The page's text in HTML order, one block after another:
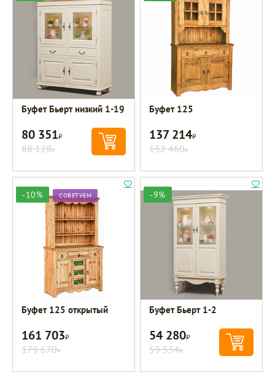
Буфет Бьерт низкий 1-19
80 351Р
88 128Р
Буфет 125
137 214Р
152 460Р
-10% СОВЕТУЕМ
Буфет 125 открытый
161 703Р
179 670Р
-9%
Буфет Бьерт 1-2
54 280Р
59 534Р